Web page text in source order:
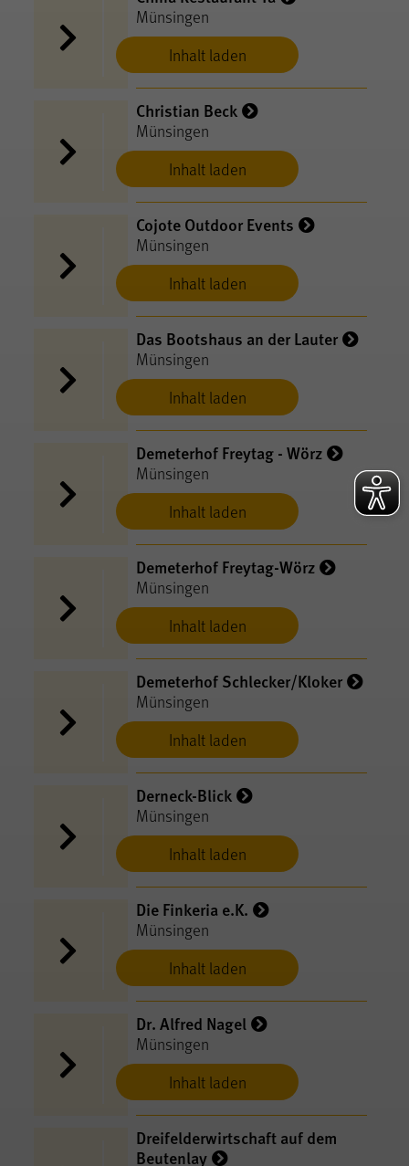
Inhalt laden
Münsingen
Inhalt laden
Christian Beck
Münsingen
Inhalt laden
Cojote Outdoor Events
Münsingen
Inhalt laden
Das Bootshaus an der Lauter
Münsingen
Inhalt laden
Demeterhof Freytag - Wörz
Münsingen
Inhalt laden
Demeterhof Freytag-Wörz
Münsingen
Inhalt laden
Demeterhof Schlecker/Kloker
Münsingen
Inhalt laden
Derneck-Blick
Münsingen
Inhalt laden
Die Finkeria e.K.
Münsingen
Inhalt laden
Dr. Alfred Nagel
Münsingen
Dreifelderwirtschaft auf dem
Beutenlay